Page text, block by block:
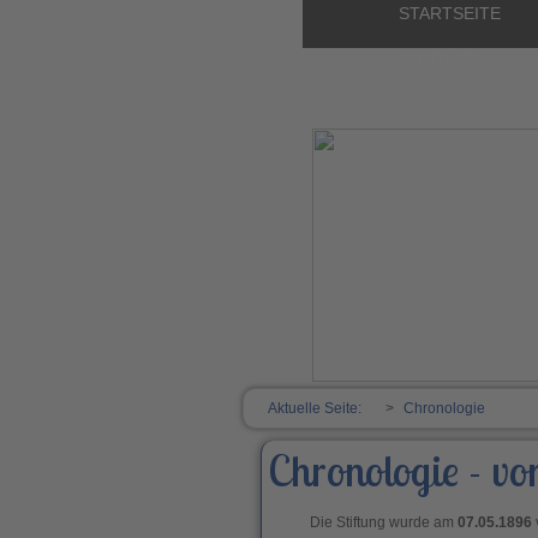
STARTSEITE
Aktuelle Seite: Chronologie
Chronologie -
Die Stiftung wurde am 07.05.1896